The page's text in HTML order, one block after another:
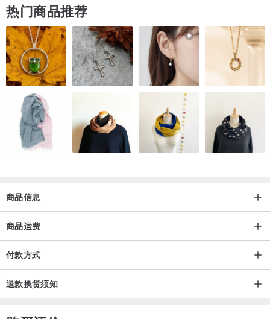
红宝石切面珠：2 mm
月光石水滴：8.6 x 5.8 x 3.5 mm
项链连接扣头等配件均为s925银镀金
整体项链长度：44 cm （可加延长链）
购买须知
天然矿石存在冰裂、棉絮、黑点、矿坑等属正常现象，不属瑕疵品。
所有饰物真实拍摄，照片会因光线、角度、显示器不同，而出现轻微
热门商品推荐
商品信息
商品运费
付款方式
退款换货须知